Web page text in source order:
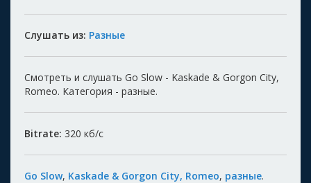
Слушать из: Разные
Смотреть и слушать Go Slow - Kaskade & Gorgon City,
Romeo. Категория - разные.
Bitrate: 320 кб/с
Go Slow, Kaskade & Gorgon City, Romeo, разные.